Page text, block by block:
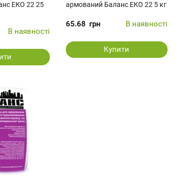
ЕКО 22 25
В наявності
армований Баланс ЕКО 22 5 кг
65.68 грн В наявності
Купити